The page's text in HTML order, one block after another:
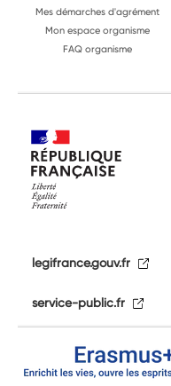
Mes démarches d'agrément
Mon espace organisme
FAQ organisme
legifrance.gouv.fr
service-public.fr